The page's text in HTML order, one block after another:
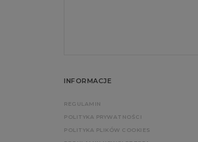
INFORMACJE
REGULAMIN
POLITYKA PRYWATNOŚCI
POLITYKA PLIKÓW COOKIES